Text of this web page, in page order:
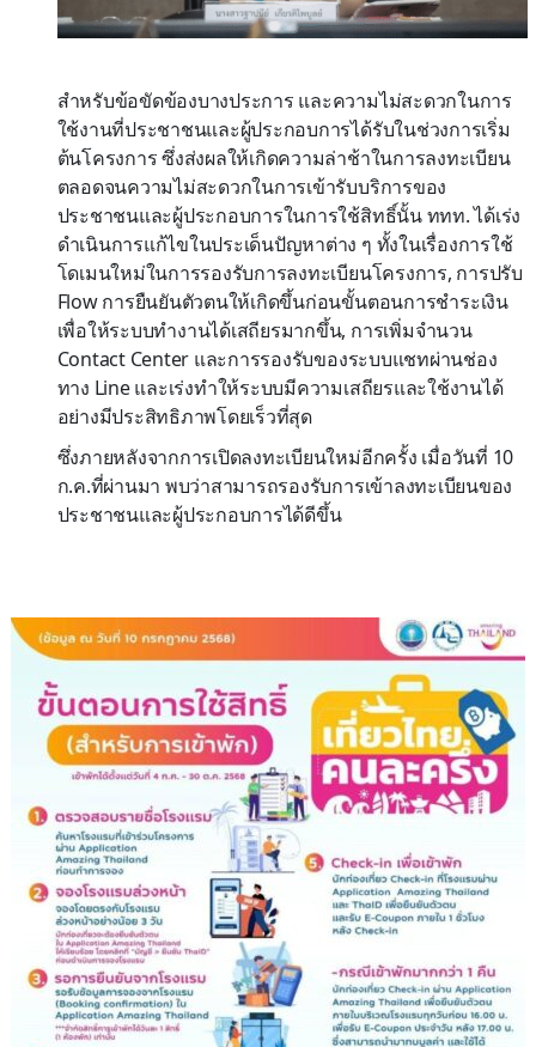
สำหรับข้อขัดข้องบางประการ และความไม่สะดวกในการ
ใช้งานที่ประชาชนและผู้ประกอบการได้รับในช่วงการเริ่ม
ต้นโครงการ ซึ่งส่งผลให้เกิดความล่าช้าในการลงทะเบียน
ตลอดจนความไม่สะดวกในการเข้ารับบริการของ
ประชาชนและผู้ประกอบการในการใช้สิทธิ์นั้น ททท. ได้เร่ง
ดำเนินการแก้ไขในประเด็นปัญหาต่าง ๆ ทั้งในเรื่องการใช้
โดเมนใหม่ในการรองรับการลงทะเบียนโครงการ, การปรับ
Flow การยืนยันตัวตนให้เกิดขึ้นก่อนขั้นตอนการชำระเงิน
เพื่อให้ระบบทำงานได้เสถียรมากขึ้น, การเพิ่มจำนวน
Contact Center และการรองรับของระบบแชทผ่านช่อง
ทาง Line และเร่งทำให้ระบบมีความเสถียรและใช้งานได้
อย่างมีประสิทธิภาพโดยเร็วที่สุด
ซึ่งภายหลังจากการเปิดลงทะเบียนใหม่อีกครั้ง เมื่อวันที่ 10
ก.ค.ที่ผ่านมา พบว่าสามารถรองรับการเข้าลงทะเบียนของ
ประชาชนและผู้ประกอบการได้ดีขึ้น